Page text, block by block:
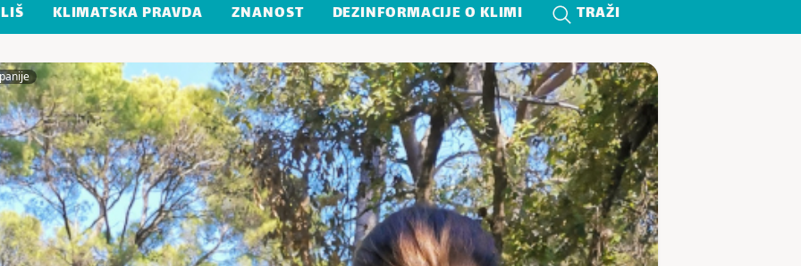
KLIMATSKA PRAVDA ZNANOST DEZINFORMACIJE O KLIMI TRAŽI